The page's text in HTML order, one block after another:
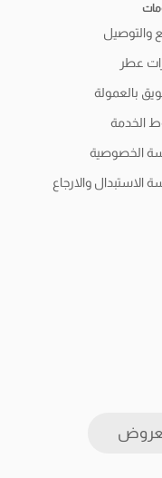
والتوصيل
عطر
بالعمولة
الخدمة
الخصوصية
الاستبدال والارجاع